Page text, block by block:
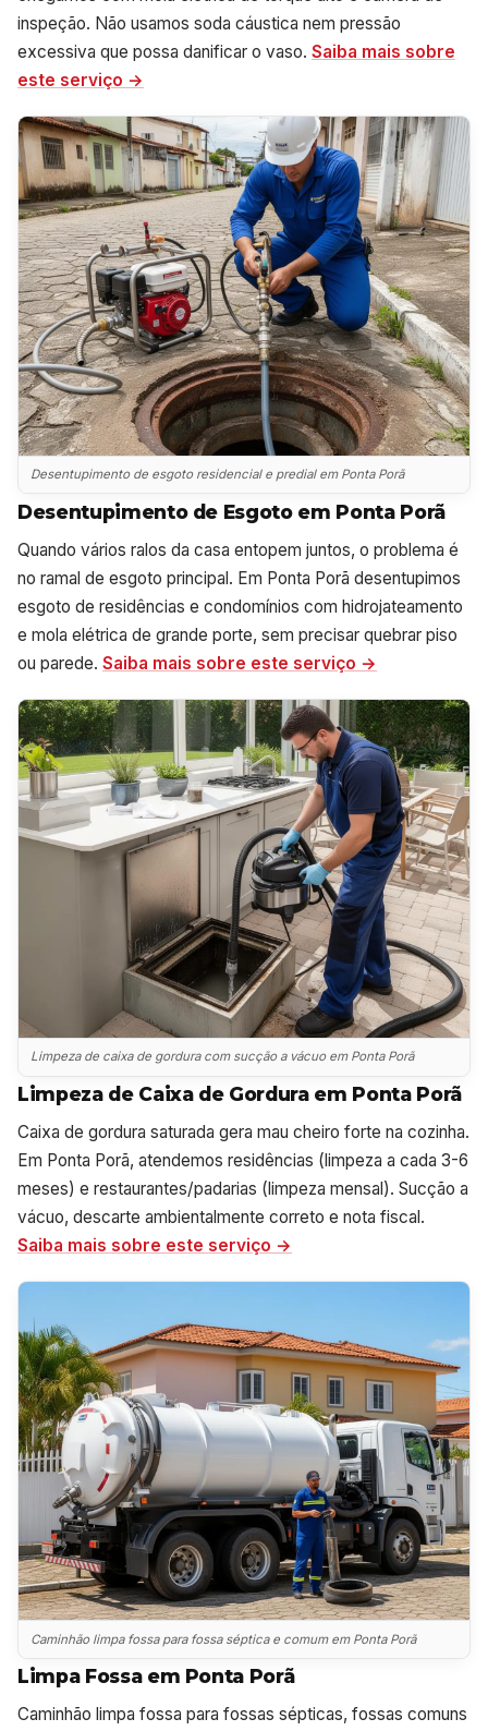
inspeção. Não usamos soda cáustica nem pressão
excessiva que possa danificar o vaso. Saiba mais sobre
este serviço →
Desentupimento de esgoto residencial e predial em Ponta Porã
Desentupimento de Esgoto em Ponta Porã
Quando vários ralos da casa entopem juntos, o problema é
no ramal de esgoto principal. Em Ponta Porã desentupimos
esgoto de residências e condomínios com hidrojateamento
e mola elétrica de grande porte, sem precisar quebrar piso
ou parede. Saiba mais sobre este serviço →
Limpeza de caixa de gordura com sucção a vácuo em Ponta Porã
Limpeza de Caixa de Gordura em Ponta Porã
Caixa de gordura saturada gera mau cheiro forte na cozinha.
Em Ponta Porã, atendemos residências (limpeza a cada 3-6
meses) e restaurantes/padarias (limpeza mensal). Sucção a
vácuo, descarte ambientalmente correto e nota fiscal.
Saiba mais sobre este serviço →
Caminhão limpa fossa para fossa séptica e comum em Ponta Porã
Limpa Fossa em Ponta Porã
Caminhão limpa fossa para fossas sépticas, fossas comuns